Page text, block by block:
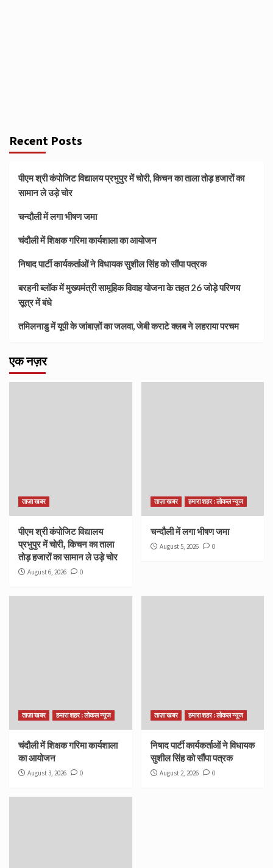
Recent Posts
पीएम श्री कंपोजिट विद्यालय प्रभुपुर में चोरी, किचन का ताला तोड़ हजारों का
सामान ले उड़े चोर
चन्दौली में लगा भीषण जमा
चंदौली में शिक्षक गरिमा कार्यशाला का आयोजन
निषाद पार्टी कार्यकर्ताओं ने विधायक सुशील सिंह को सौंपा पत्रक
बरहनी ब्लॉक में मुख्यमंत्री सामूहिक विवाह योजना के तहत 26 जोड़े परिणय
सूत्र में बंधे
तमिलनाडु में यूपी के जांबाज़ों का जलवा, जेबी कराटे क्लब ने लहराया परचम
एक नज़र
ताज़ा खबर
पीएम श्री कंपोजिट विद्यालय
प्रभुपुर में चोरी, किचन का ताला
तोड़ हजारों का सामान ले उड़े चोर
August 6, 2026 0
ताज़ा खबर हमारा शहर : लोकल न्यूज
चन्दौली में लगा भीषण जमा
August 5, 2026 0
ताज़ा खबर हमारा शहर : लोकल न्यूज
चंदौली में शिक्षक गरिमा कार्यशाला
का आयोजन
August 3, 2026 0
ताज़ा खबर हमारा शहर : लोकल न्यूज
निषाद पार्टी कार्यकर्ताओं ने विधायक
सुशील सिंह को सौंपा पत्रक
August 2, 2026 0